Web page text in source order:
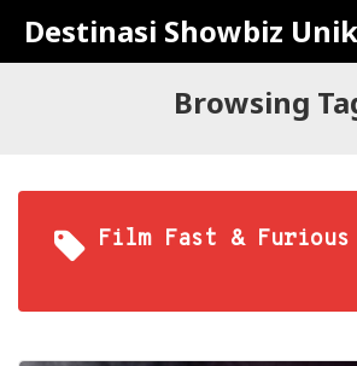
Destinasi Showbiz Unik
Browsing
Film Fast & Furious